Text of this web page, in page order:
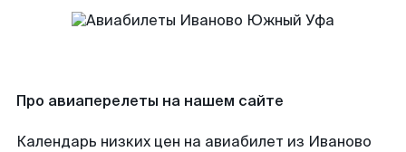
Про авиаперелеты на нашем сайте
Календарь низких цен на авиабилет из Иваново